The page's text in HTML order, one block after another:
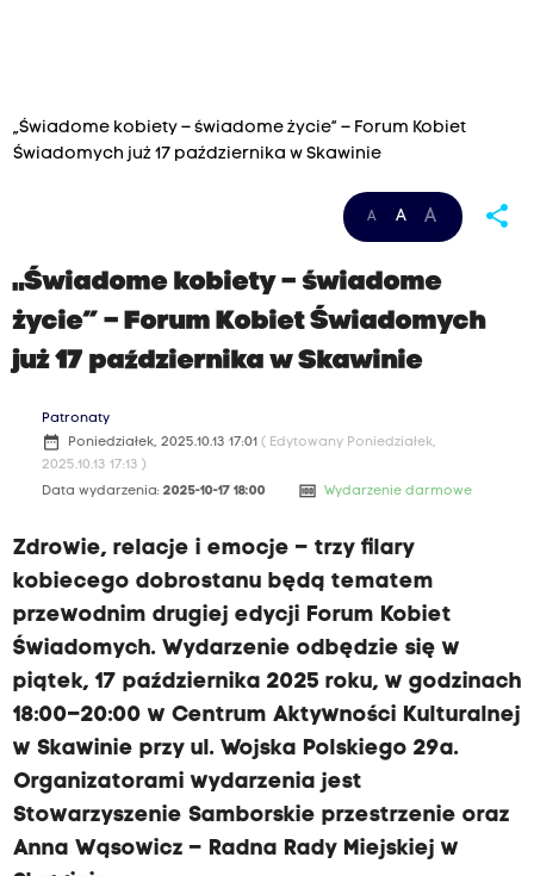
„Świadome kobiety – świadome życie” – Forum Kobiet
Świadomych już 17 października w Skawinie
A A A share
„Świadome kobiety – świadome
życie” – Forum Kobiet Świadomych
już 17 października w Skawinie
Patronaty
date_range Poniedziałek, 2025.10.13 17:01 ( Edytowany Poniedziałek,
2025.10.13 17:13 )
Data wydarzenia: 2025-10-17 18:00 money Wydarzenie darmowe
Zdrowie, relacje i emocje – trzy filary
kobiecego dobrostanu będą tematem
przewodnim drugiej edycji Forum Kobiet
Świadomych. Wydarzenie odbędzie się w
piątek, 17 października 2025 roku, w godzinach
18:00–20:00 w Centrum Aktywności Kulturalnej
w Skawinie przy ul. Wojska Polskiego 29a.
Organizatorami wydarzenia jest
Stowarzyszenie Samborskie przestrzenie oraz
Anna Wąsowicz – Radna Rady Miejskiej w